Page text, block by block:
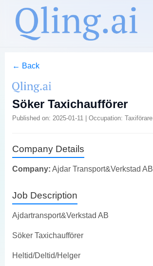
← Back
Söker Taxichaufförer
Published on: 2025-01-11 | Occupation: Taxiförare
Company Details
Company: Ajdar Transport&Verkstad AB
Job Description
Ajdartransport&Verkstad AB
Söker Taxichaufförer
Heltid/Deltid/Helger